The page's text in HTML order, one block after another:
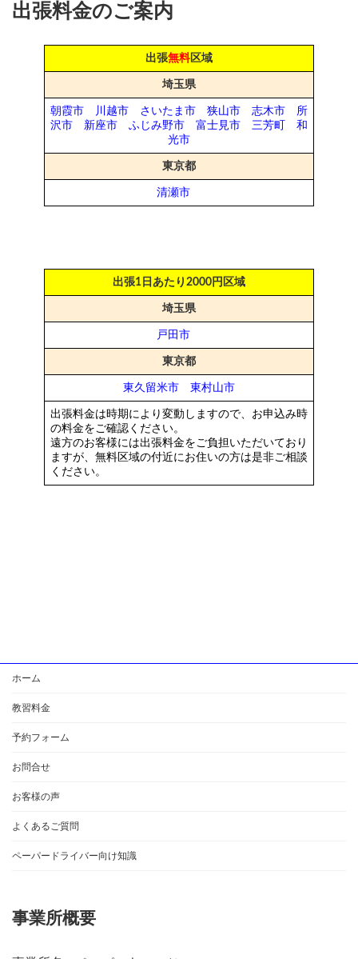
出張料金のご案内
出張無料区域
埼玉県
朝霞市 川越市 さいたま市 狭山市 志木市 所
沢市
新座市 ふじみ野市 富士見市 三芳町
和
光市
東京都
清瀬市
出張1日あたり2000円区域
埼玉県
戸田市
東京都
東久留米市 東村山市
出張料金は時期により変動しますので、お申込み時
の料金をご確認ください。
遠方のお客様には出張料金をご負担いただいており
ますが、無料区域の付近にお住いの方は是非ご相談
ください。
ホーム
教習料金
予約フォーム
お問合せ
お客様の声
よくあるご質問
ペーパードライバー向け知識
事業所概要